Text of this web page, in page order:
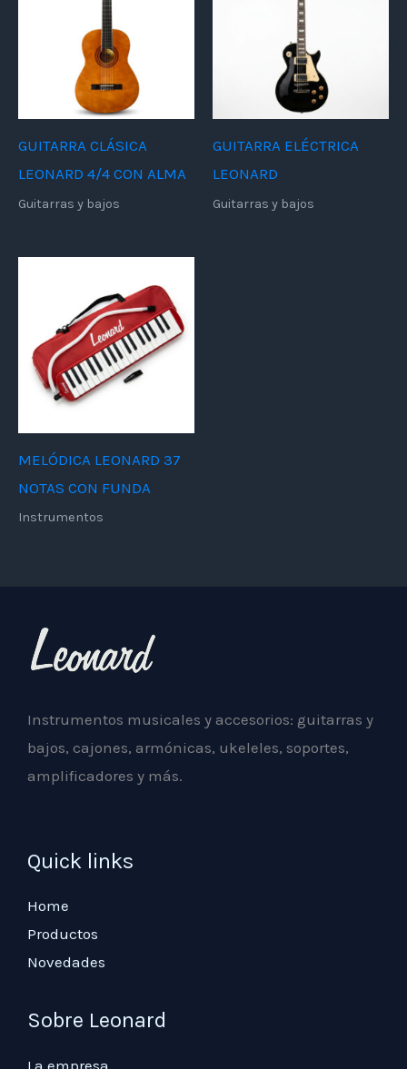
GUITARRA CLÁSICA
LEONARD 4/4 CON ALMA
Guitarras y bajos
GUITARRA ELÉCTRICA
LEONARD
Guitarras y bajos
MELÓDICA LEONARD 37
NOTAS CON FUNDA
Instrumentos
Instrumentos musicales y accesorios: guitarras y
bajos, cajones, armónicas, ukeleles, soportes,
amplificadores y más.
Quick links
Home
Productos
Novedades
Sobre Leonard